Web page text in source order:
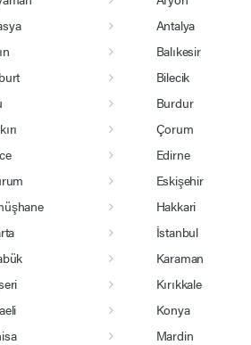
Antalya
Balıkesir
Bilecik
Burdur
Çorum
Edirne
Eskişehir
Hakkari
İstanbul
Karaman
Kırıkkale
Konya
Mardin